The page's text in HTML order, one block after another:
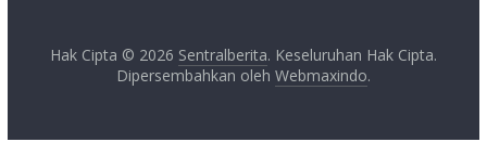
Hak Cipta © 2026 Sentralberita. Keseluruhan Hak Cipta.
Dipersembahkan oleh Webmaxindo.